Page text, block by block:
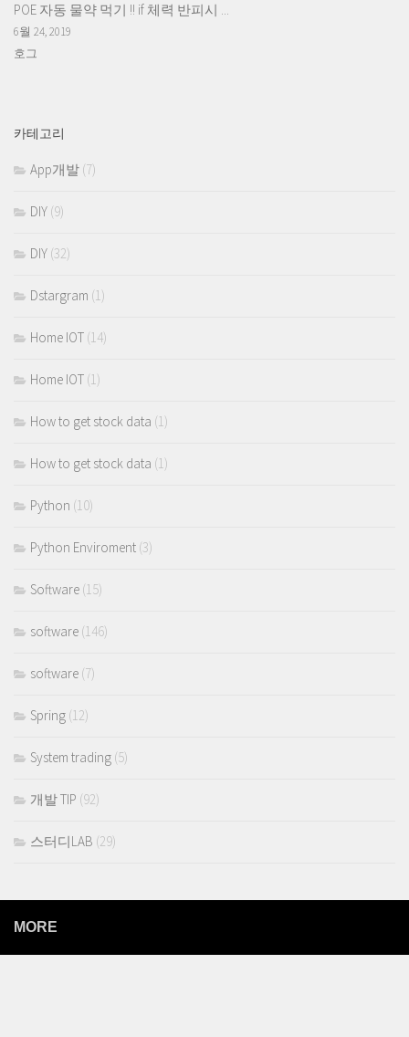
POE 자동 물약 먹기 !! if 체력 반피시 ...
6월 24, 2019
호그
카테고리
App개발 (7)
DIY (9)
DIY (32)
Dstargram (1)
Home IOT (14)
Home IOT (1)
How to get stock data (1)
How to get stock data (1)
Python (10)
Python Enviroment (3)
Software (15)
software (146)
software (7)
Spring (12)
System trading (5)
개발 TIP (92)
스터디LAB (29)
MORE